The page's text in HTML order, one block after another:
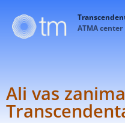
ATMA center
Ali vas